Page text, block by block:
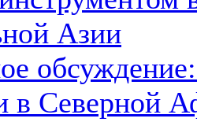
Азии
в Северной